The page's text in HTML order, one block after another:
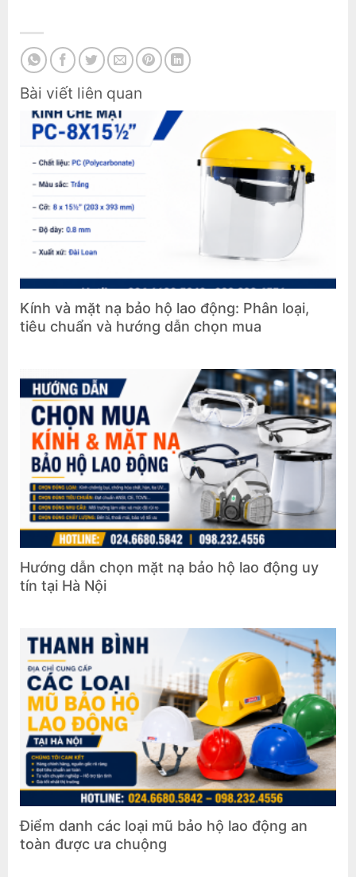
Bài viết liên quan
Kính và mặt nạ bảo hộ lao động: Phân loại,
tiêu chuẩn và hướng dẫn chọn mua
Hướng dẫn chọn mặt nạ bảo hộ lao động uy
tín tại Hà Nội
Điểm danh các loại mũ bảo hộ lao động an
toàn được ưa chuộng